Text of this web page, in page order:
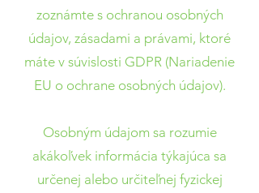
zoznámte s ochranou osobných
údajov, zásadami a právami, ktoré
máte v súvislosti GDPR (Nariadenie
EU o ochrane osobných údajov).
Osobným údajom sa rozumie
akákoľvek informácia týkajúca sa
určenej alebo určiteľnej fyzickej